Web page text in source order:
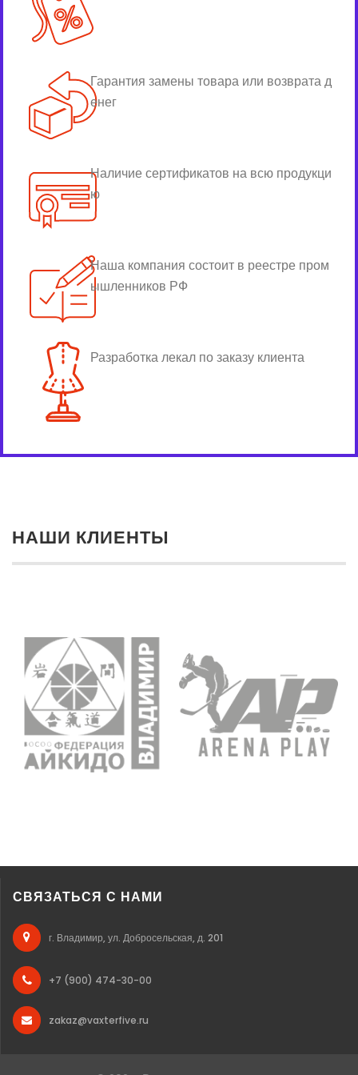
Гарантия замены товара или возврата д
енег
Наличие сертификатов на всю продукци
ю
Наша компания состоит в реестре пром
ышленников РФ
Разработка лекал по заказу клиента
НАШИ КЛИЕНТЫ
СВЯЗАТЬСЯ С НАМИ
г. Владимир, ул. Добросельская, д. 201
+7 (900) 474-30-00
zakaz@vaxterfive.ru